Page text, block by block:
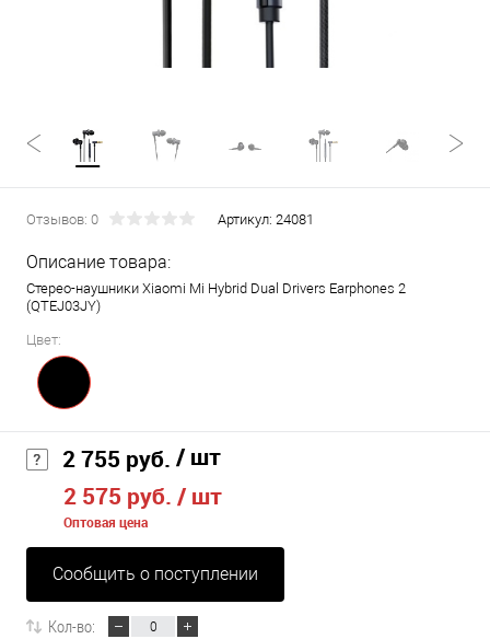
Отзывов: 0 Артикул: 24081
Описание товара:
Стерео-наушники Xiaomi Mi Hybrid Dual Drivers Earphones 2
(QTEJ03JY)
Цвет:
2 755 руб. / шт
2 575 руб. / шт
Оптовая цена
Сообщить о поступлении
Кол-во: